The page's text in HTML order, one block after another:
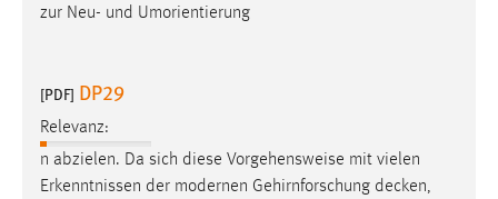
zur Neu- und Umorientierung
[PDF] DP29
Relevanz:
n abzielen. Da sich diese Vorgehensweise mit vielen
Erkenntnissen der modernen Gehirnforschung decken,